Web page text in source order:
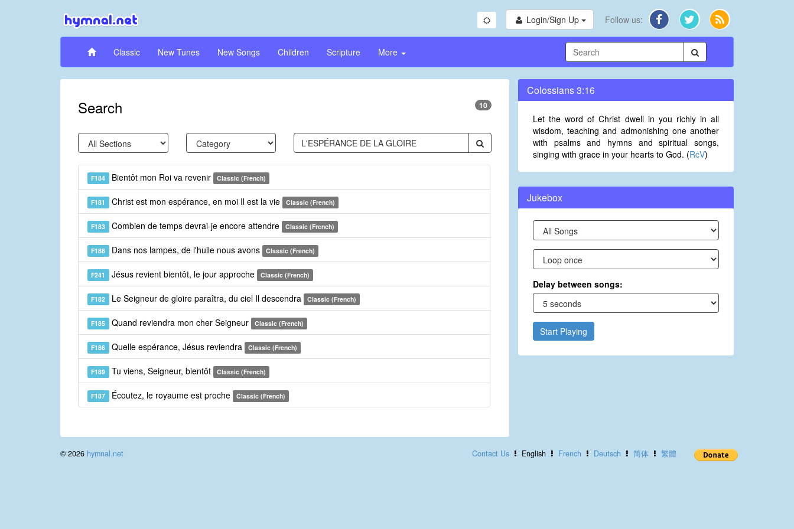
Login/Sign Up Follow us:
Classic New Tunes New Songs Children Scripture More
Search 10
F184 Bientôt mon Roi va revenir Classic (French)
F181 Christ est mon espérance, en moi Il est la vie Classic (French)
F183 Combien de temps devrai-je encore attendre Classic (French)
F188 Dans nos lampes, de l'huile nous avons Classic (French)
F241 Jésus revient bientôt, le jour approche Classic (French)
F182 Le Seigneur de gloire paraîtra, du ciel Il descendra Classic (French)
F185 Quand reviendra mon cher Seigneur Classic (French)
F186 Quelle espérance, Jésus reviendra Classic (French)
F189 Tu viens, Seigneur, bientôt Classic (French)
F187 Écoutez, le royaume est proche Classic (French)
Colossians 3:16
Let the word of Christ dwell in you richly in all
wisdom, teaching and admonishing one another
with psalms and hymns and spiritual songs,
singing with grace in your hearts to God. (RcV)
Jukebox
Delay between songs:
Start Playing
Contact Us English French Deutsch 简体 繁體
© 2026 hymnal.net